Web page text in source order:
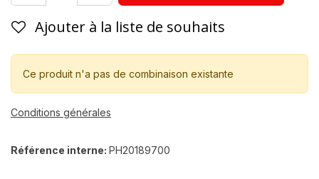
Ajouter à la liste de souhaits
Ce produit n'a pas de combinaison existante
Conditions générales
Référence interne: PH20189700